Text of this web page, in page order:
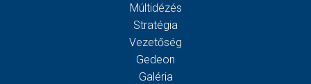
Múltidézés
Stratégia
Vezetőség
Gedeon
Galéria